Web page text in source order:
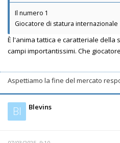
Il numero 1
Giocatore di statura internazionale
È l'anima tattica e caratteriale della
campi importantissimi. Che
Aspettiamo la fine del mercato
Bl Blevins